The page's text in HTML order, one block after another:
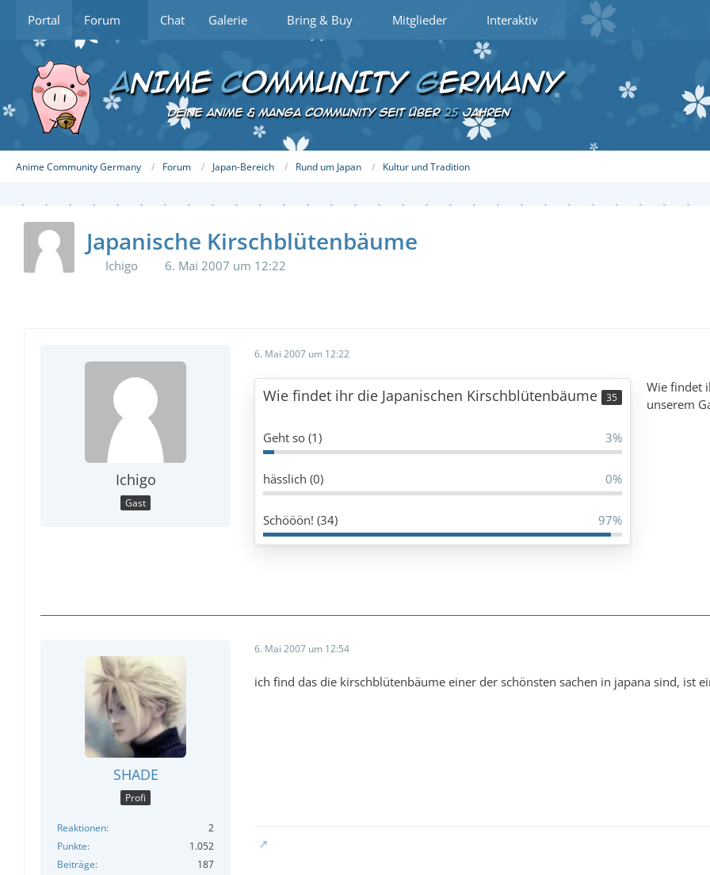
Portal Forum Chat Galerie Bring & Buy Mitglieder Interaktiv
Anime Community Germany Forum Japan-Bereich Rund um Japan Kultur und Tradition
Japanische Kirschblütenbäume
Ichigo 6. Mai 2007 um 12:22
Ichigo
Gast
6. Mai 2007 um 12:22
Wie findet ihr die Japanischen Kirschblütenbäume 35
Geht so (1) 3%
hässlich (0) 0%
Schööön! (34) 97%
Wie findet
unserem
SHADE
Profi
Reaktionen
2
Punkte
1.052
Beiträge
187
6. Mai 2007 um 12:54
ich find das die kirschblütenbäume einer der schönsten sachen in japana sind, ist